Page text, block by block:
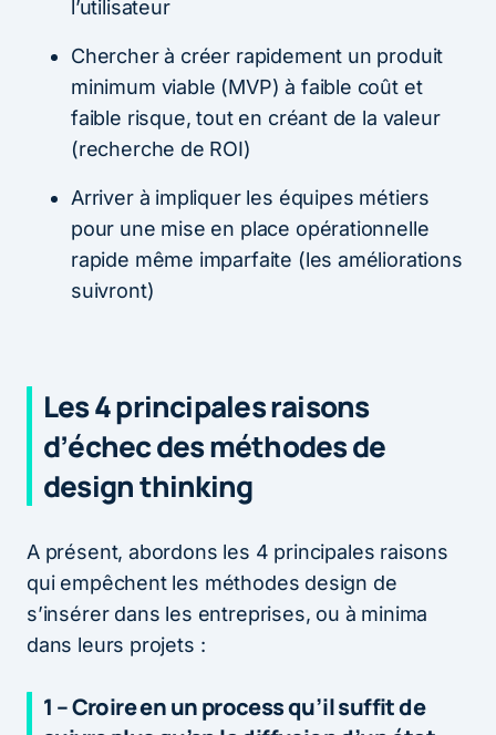
l’utilisateur
Chercher à créer rapidement un produit
minimum viable (MVP) à faible coût et
faible risque, tout en créant de la valeur
(recherche de ROI)
Arriver à impliquer les équipes métiers
pour une mise en place opérationnelle
rapide même imparfaite (les améliorations
suivront)
Les 4 principales raisons
d’échec des méthodes de
design thinking
A présent, abordons les 4 principales raisons
qui empêchent les méthodes design de
s’insérer dans les entreprises, ou à minima
dans leurs projets :
1 – Croire en un process qu’il suffit de